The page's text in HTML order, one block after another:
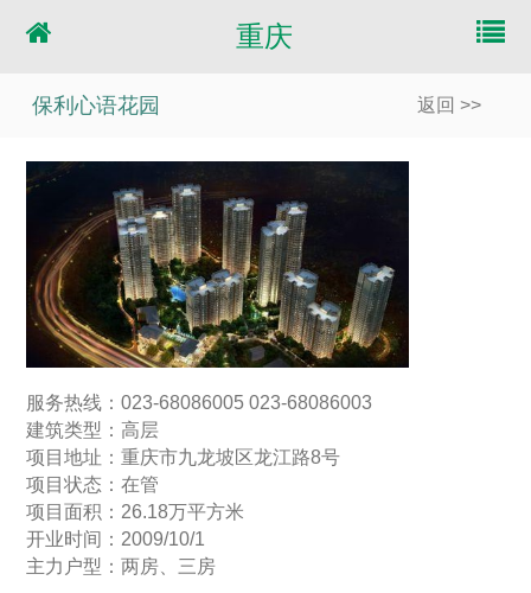
重庆
保利心语花园 返回 >>
服务热线：023-68086005 023-68086003
建筑类型：高层
项目地址：重庆市九龙坡区龙江路8号
项目状态：在管
项目面积：26.18万平方米
开业时间：2009/10/1
主力户型：两房、三房